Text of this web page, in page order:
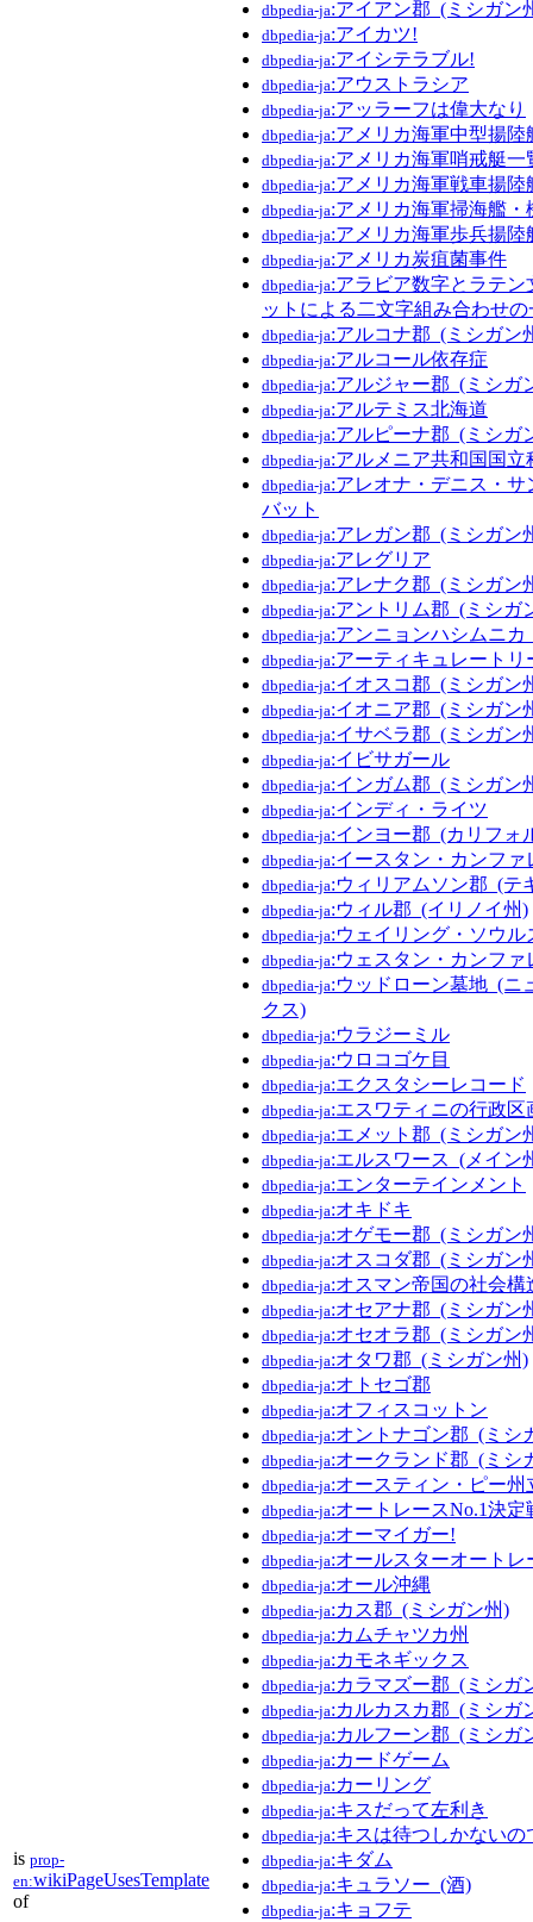
is prop-
en:wikiPageUsesTemplate
of
dbpedia-ja:アイアン郡_(ミシガン
dbpedia-ja:アイカツ!
dbpedia-ja:アイシテラブル!
dbpedia-ja:アウストラシア
dbpedia-ja:アッラーフは偉大なり
dbpedia-ja:アメリカ海軍中型揚陸
dbpedia-ja:アメリカ海軍哨戒艇一
dbpedia-ja:アメリカ海軍戦車揚陸
dbpedia-ja:アメリカ海軍掃海艦・
dbpedia-ja:アメリカ海軍歩兵揚陸
dbpedia-ja:アメリカ炭疽菌事件
dbpedia-ja:アラビア数字とラテ
ットによる二文字組み合わせの
dbpedia-ja:アルコナ郡_(ミシガン
dbpedia-ja:アルコール依存症
dbpedia-ja:アルジャー郡_(ミシガ
dbpedia-ja:アルテミス北海道
dbpedia-ja:アルピーナ郡_(ミシガ
dbpedia-ja:アルメニア共和国国立
dbpedia-ja:アレオナ・デニス・
バット
dbpedia-ja:アレガン郡_(ミシガン
dbpedia-ja:アレグリア
dbpedia-ja:アレナク郡_(ミシガン
dbpedia-ja:アントリム郡_(ミシガ
dbpedia-ja:アンニョンハシムニカ
dbpedia-ja:アーティキュレートリ
dbpedia-ja:イオスコ郡_(ミシガン
dbpedia-ja:イオニア郡_(ミシガン
dbpedia-ja:イサベラ郡_(ミシガン
dbpedia-ja:イビサガール
dbpedia-ja:インガム郡_(ミシガン
dbpedia-ja:インディ・ライツ
dbpedia-ja:インヨー郡_(カリフォ
dbpedia-ja:イースタン・カンファ
dbpedia-ja:ウィリアムソン郡_(テ
dbpedia-ja:ウィル郡_(イリノイ州)
dbpedia-ja:ウェイリング・ソウル
dbpedia-ja:ウェスタン・カンファ
dbpedia-ja:ウッドローン墓地_(ニ
クス)
dbpedia-ja:ウラジーミル
dbpedia-ja:ウロコゴケ目
dbpedia-ja:エクスタシーレコード
dbpedia-ja:エスワティニの行政区
dbpedia-ja:エメット郡_(ミシガン
dbpedia-ja:エルスワース_(メイン
dbpedia-ja:エンターテインメント
dbpedia-ja:オキドキ
dbpedia-ja:オゲモー郡_(ミシガン
dbpedia-ja:オスコダ郡_(ミシガン
dbpedia-ja:オスマン帝国の社会構
dbpedia-ja:オセアナ郡_(ミシガン
dbpedia-ja:オセオラ郡_(ミシガン
dbpedia-ja:オタワ郡_(ミシガン州)
dbpedia-ja:オトセゴ郡
dbpedia-ja:オフィスコットン
dbpedia-ja:オントナゴン郡_(ミシ
dbpedia-ja:オークランド郡_(ミシ
dbpedia-ja:オースティン・ピー州
dbpedia-ja:オートレースNo.1決定
dbpedia-ja:オーマイガー!
dbpedia-ja:オールスターオートレ
dbpedia-ja:オール沖縄
dbpedia-ja:カス郡_(ミシガン州)
dbpedia-ja:カムチャツカ州
dbpedia-ja:カモネギックス
dbpedia-ja:カラマズー郡_(ミシガ
dbpedia-ja:カルカスカ郡_(ミシガ
dbpedia-ja:カルフーン郡_(ミシガ
dbpedia-ja:カードゲーム
dbpedia-ja:カーリング
dbpedia-ja:キスだって左利き
dbpedia-ja:キスは待つしかないの
dbpedia-ja:キダム
dbpedia-ja:キュラソー_(酒)
dbpedia-ja:キョフテ